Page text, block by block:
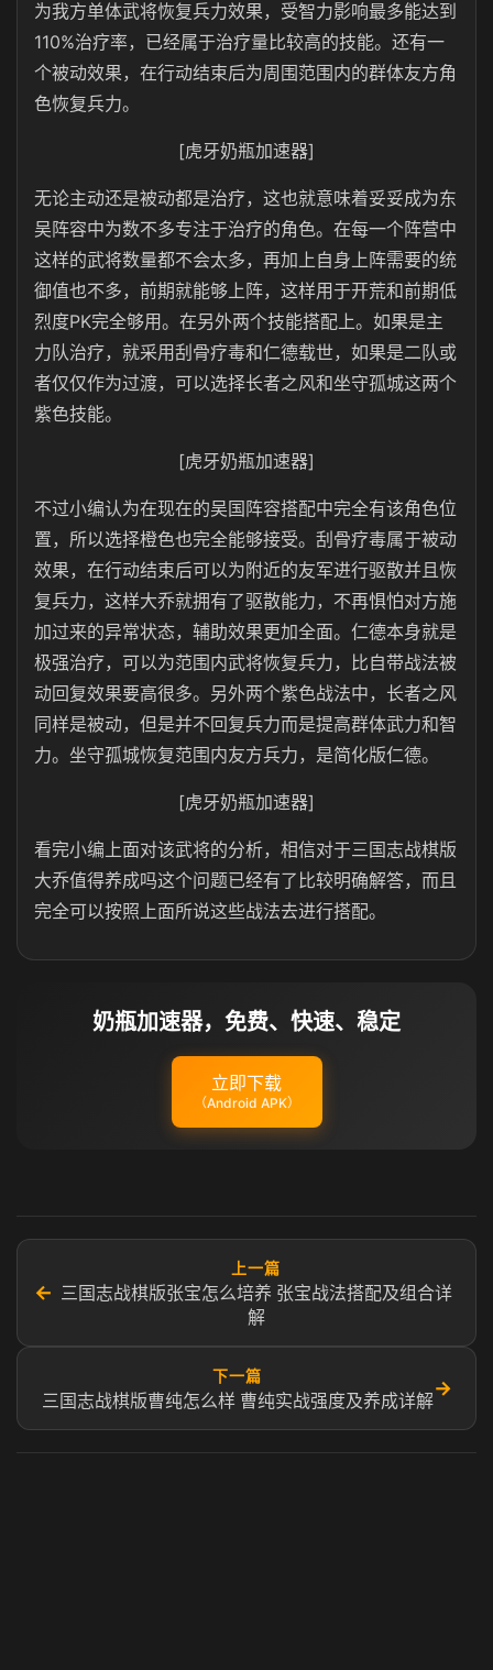
为我方单体武将恢复兵力效果，受智力影响最多能达到
110%治疗率，已经属于治疗量比较高的技能。还有一
个被动效果，在行动结束后为周围范围内的群体友方角
色恢复兵力。
[虎牙奶瓶加速器]
无论主动还是被动都是治疗，这也就意味着妥妥成为东
吴阵容中为数不多专注于治疗的角色。在每一个阵营中
这样的武将数量都不会太多，再加上自身上阵需要的统
御值也不多，前期就能够上阵，这样用于开荒和前期低
烈度PK完全够用。在另外两个技能搭配上。如果是主
力队治疗，就采用刮骨疗毒和仁德载世，如果是二队或
者仅仅作为过渡，可以选择长者之风和坐守孤城这两个
紫色技能。
[虎牙奶瓶加速器]
不过小编认为在现在的吴国阵容搭配中完全有该角色位
置，所以选择橙色也完全能够接受。刮骨疗毒属于被动
效果，在行动结束后可以为附近的友军进行驱散并且恢
复兵力，这样大乔就拥有了驱散能力，不再惧怕对方施
加过来的异常状态，辅助效果更加全面。仁德本身就是
极强治疗，可以为范围内武将恢复兵力，比自带战法被
动回复效果要高很多。另外两个紫色战法中，长者之风
同样是被动，但是并不回复兵力而是提高群体武力和智
力。坐守孤城恢复范围内友方兵力，是简化版仁德。
[虎牙奶瓶加速器]
看完小编上面对该武将的分析，相信对于三国志战棋版
大乔值得养成吗这个问题已经有了比较明确解答，而且
完全可以按照上面所说这些战法去进行搭配。
奶瓶加速器，免费、快速、稳定
立即下载
（Android APK）
←
上一篇
三国志战棋版张宝怎么培养 张宝战法搭配及组合详
解
下一篇
三国志战棋版曹纯怎么样 曹纯实战强度及养成详解
→